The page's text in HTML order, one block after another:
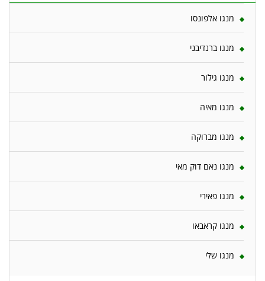
מנגו אלפונסו
מנגו ברנדיבני
מנגו גילור
מנגו מאיה
מנגו מברוקה
מנגו נאם דוק מאי
מנגו פאירי
מנגו קראבאו
מנגו שלי